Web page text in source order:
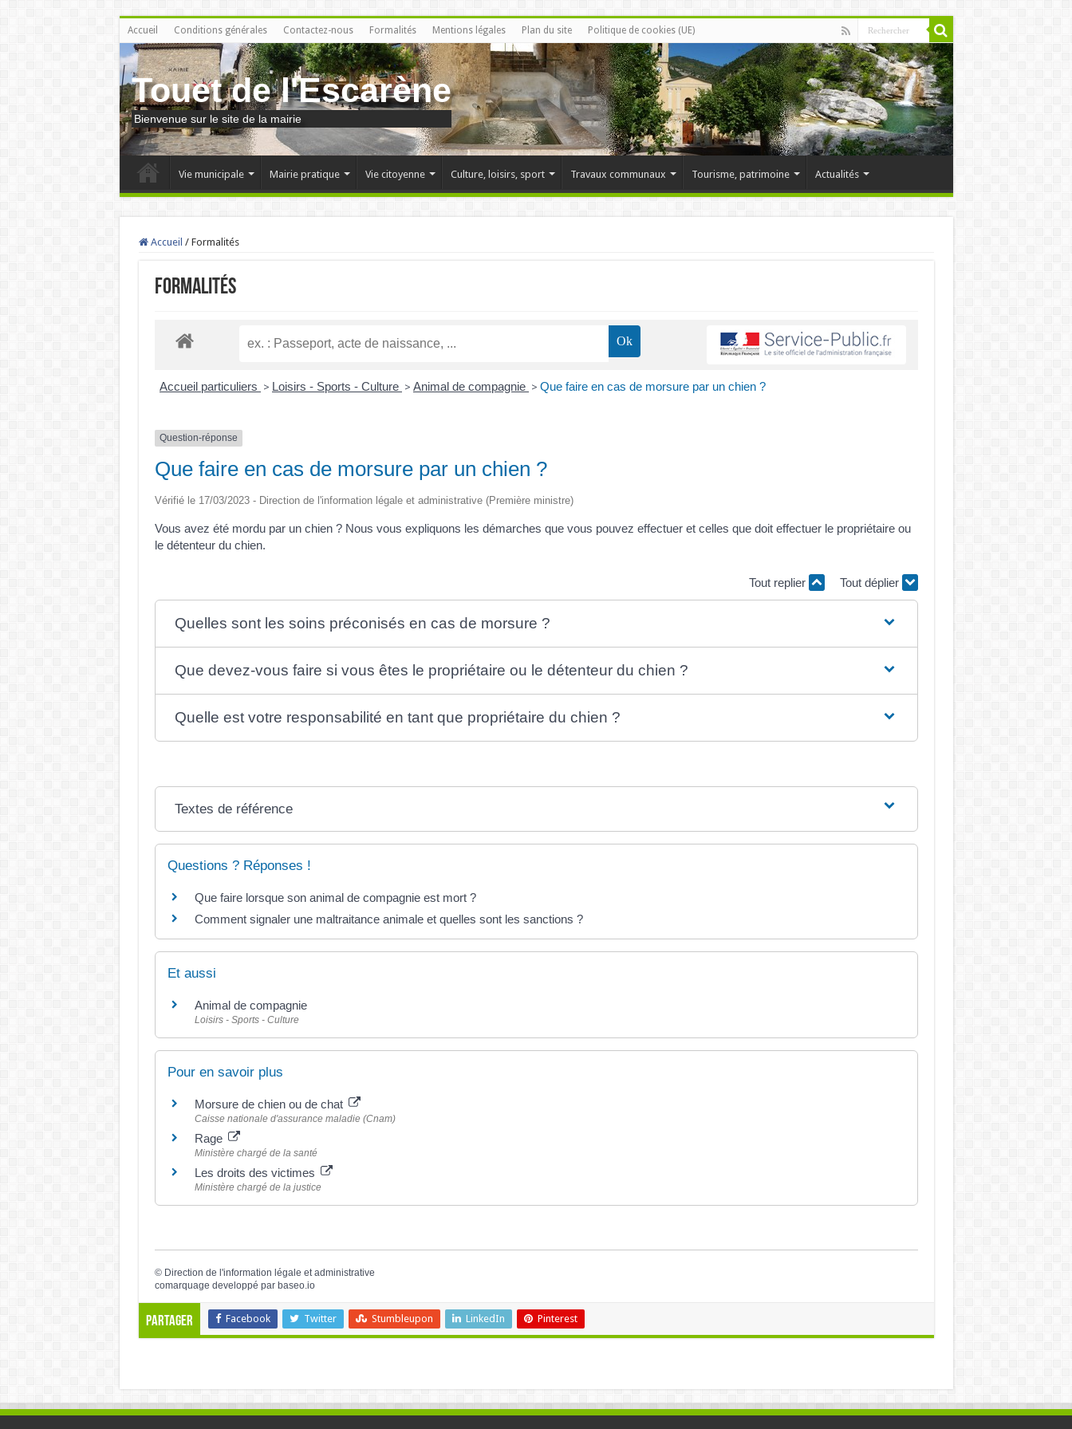
Accueil Conditions générales Contactez-nous Formalités Mentions légales Plan du site Politique de cookies (UE)
Touet de l'Escarène
Bienvenue sur le site de la mairie
Vie municipale Mairie pratique Vie citoyenne Culture, loisirs, sport Travaux communaux Tourisme, patrimoine Actualités
Accueil / Formalités
Formalités
Accueil particuliers > Loisirs - Sports - Culture > Animal de compagnie > Que faire en cas de morsure par un chien ?
Question-réponse
Que faire en cas de morsure par un chien ?
Vérifié le 17/03/2023 - Direction de l'information légale et administrative (Première ministre)
Vous avez été mordu par un chien ? Nous vous expliquons les démarches que vous pouvez effectuer et celles que doit effectuer le propriétaire ou
le détenteur du chien.
Tout replier Tout déplier
Quelles sont les soins préconisés en cas de morsure ?
Que devez-vous faire si vous êtes le propriétaire ou le détenteur du chien ?
Quelle est votre responsabilité en tant que propriétaire du chien ?
Textes de référence
Questions ? Réponses !
Que faire lorsque son animal de compagnie est mort ?
Comment signaler une maltraitance animale et quelles sont les sanctions ?
Et aussi
Animal de compagnie
Loisirs - Sports - Culture
Pour en savoir plus
Morsure de chien ou de chat
Caisse nationale d'assurance maladie (Cnam)
Rage
Ministère chargé de la santé
Les droits des victimes
Ministère chargé de la justice
© Direction de l'information légale et administrative
comarquage developpé par baseo.io
Partager Facebook Twitter Stumbleupon LinkedIn Pinterest